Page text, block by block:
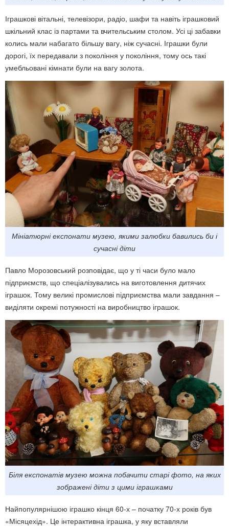
Іграшкові вітальні, телевізори, радіо, шафи та навіть іграшковий
шкільний клас із партами та вчительським столом. Усі ці забавки
колись мали набагато більшу вагу, ніж сучасні. Іграшки були
дорогі, їх передавали з покоління у покоління, тому ось такі
умебльовані кімнати були на вагу золота.
Мініатюрні експонати музею, якими залюбки бавились би і
сучасні діти
Павло Морозовський розповідає, що у ті часи було мало
підприємств, що спеціалізувались на виготовлення дитячих
іграшок. Тому великі промислові підприємства мали завдання –
виділяти окремі потужності на виробництво іграшок.
Біля експонатів музею можна побачити старі фото, на яких
зображені діти з цими іграшками
Найпопулярнішою іграшко кінця 60-х – початку 70-х років був
«Місяцехід». Це інтерактивна іграшка, у яку вставляли